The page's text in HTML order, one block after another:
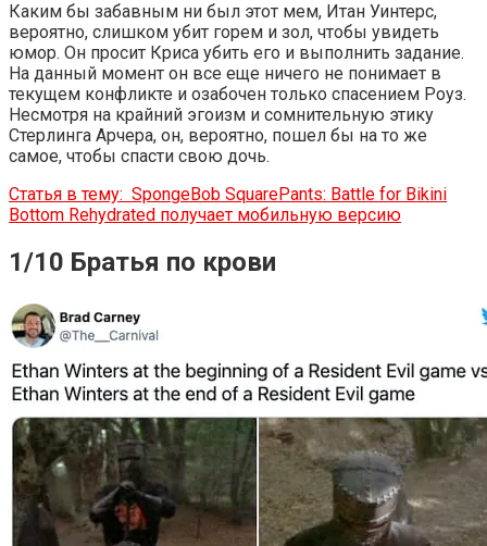
Каким бы забавным ни был этот мем, Итан Уинтерс,
вероятно, слишком убит горем и зол, чтобы увидеть
юмор. Он просит Криса убить его и выполнить задание.
На данный момент он все еще ничего не понимает в
текущем конфликте и озабочен только спасением Роуз.
Несмотря на крайний эгоизм и сомнительную этику
Стерлинга Арчера, он, вероятно, пошел бы на то же
самое, чтобы спасти свою дочь.
Статья в тему: SpongeBob SquarePants: Battle for Bikini
Bottom Rehydrated получает мобильную версию
1/10 Братья по крови